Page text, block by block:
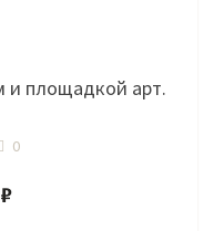
и площадкой арт.
0